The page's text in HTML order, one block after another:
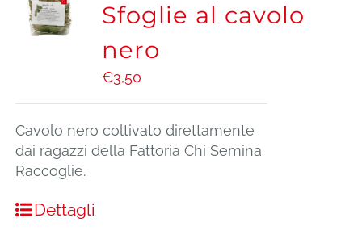
Sfoglie al cavolo
nero
€3,50
Cavolo nero coltivato direttamente
dai ragazzi della Fattoria Chi Semina
Raccoglie.
Dettagli